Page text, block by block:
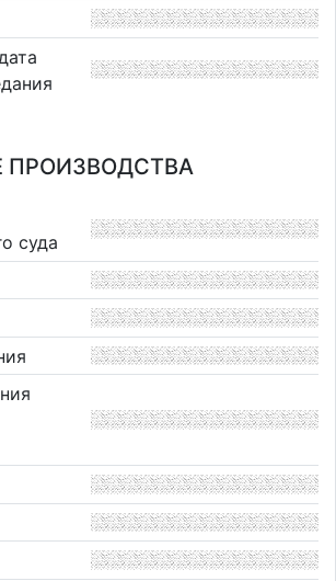
ПРОИЗВОДСТВА
суда